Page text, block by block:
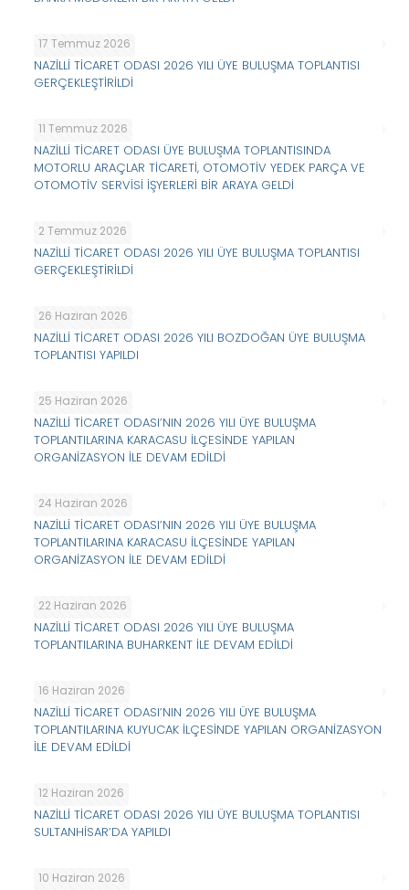
17 Temmuz 2026
NAZİLLİ TİCARET ODASI 2026 YILI ÜYE BULUŞMA TOPLANTISI
GERÇEKLEŞTİRİLDİ
11 Temmuz 2026
NAZİLLİ TİCARET ODASI ÜYE BULUŞMA TOPLANTISINDA
MOTORLU ARAÇLAR TİCARETİ, OTOMOTİV YEDEK PARÇA VE
OTOMOTİV SERVİSİ İŞYERLERİ BİR ARAYA GELDİ
2 Temmuz 2026
NAZİLLİ TİCARET ODASI 2026 YILI ÜYE BULUŞMA TOPLANTISI
GERÇEKLEŞTİRİLDİ
26 Haziran 2026
NAZİLLİ TİCARET ODASI 2026 YILI BOZDOĞAN ÜYE BULUŞMA
TOPLANTISI YAPILDI
25 Haziran 2026
NAZİLLİ TİCARET ODASI’NIN 2026 YILI ÜYE BULUŞMA
TOPLANTILARINA KARACASU İLÇESİNDE YAPILAN
ORGANİZASYON İLE DEVAM EDİLDİ
24 Haziran 2026
NAZİLLİ TİCARET ODASI’NIN 2026 YILI ÜYE BULUŞMA
TOPLANTILARINA KARACASU İLÇESİNDE YAPILAN
ORGANİZASYON İLE DEVAM EDİLDİ
22 Haziran 2026
NAZİLLİ TİCARET ODASI 2026 YILI ÜYE BULUŞMA
TOPLANTILARINA BUHARKENT İLE DEVAM EDİLDİ
16 Haziran 2026
NAZİLLİ TİCARET ODASI’NIN 2026 YILI ÜYE BULUŞMA
TOPLANTILARINA KUYUCAK İLÇESİNDE YAPILAN ORGANİZASYON
İLE DEVAM EDİLDİ
12 Haziran 2026
NAZİLLİ TİCARET ODASI 2026 YILI ÜYE BULUŞMA TOPLANTISI
SULTANHİSAR’DA YAPILDI
10 Haziran 2026